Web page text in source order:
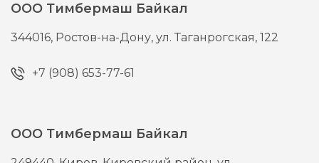
ООО Тимбермаш Байкал
344016, Ростов-на-Дону,ул. Таганрогская, 122
+7 (908) 653-77-61
ООО Тимбермаш Байкал